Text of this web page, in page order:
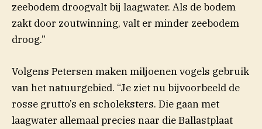
zeebodem droogvalt bij laagwater. Als de bodem
zakt door zoutwinning, valt er minder zeebodem
droog.”
Volgens Petersen maken miljoenen vogels gebruik
van het natuurgebied. “Je ziet nu bijvoorbeeld de
rosse grutto’s en scholeksters. Die gaan met
laagwater allemaal precies naar die Ballastplaat